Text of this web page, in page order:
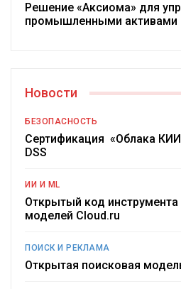
Решение «Аксиома» для
промышленными активами
Новости
БЕЗОПАСНОСТЬ
Сертификация «Облака
DSS
ИИ И ML
Открытый код
моделей Cloud.ru
ПОИСК И РЕКЛАМА
Открытая поисковая